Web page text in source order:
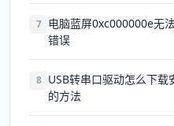
7 电脑蓝屏0xc000000e无
错误
8 USB转串口驱动怎么下
的方法